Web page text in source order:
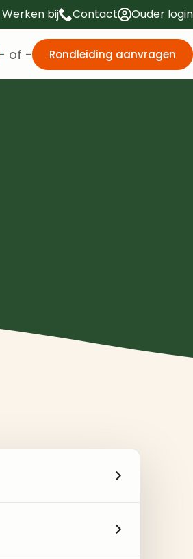
Werken bij Contact Ouder login
- of - Rondleiding aanvragen